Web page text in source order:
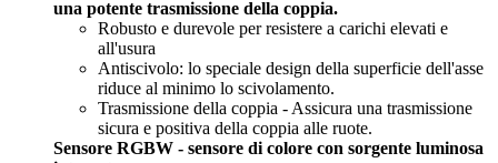
una potente trasmissione della coppia.
Robusto e durevole per resistere a carichi elevati e
all'usura
Antiscivolo: lo speciale design della superficie dell'asse
riduce al minimo lo scivolamento.
Trasmissione della coppia - Assicura una trasmissione
sicura e positiva della coppia alle ruote.
Sensore RGBW - sensore di colore con sorgente luminosa